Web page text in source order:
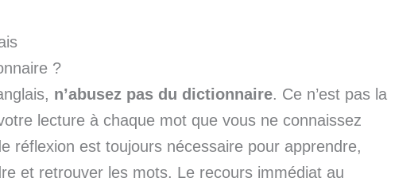
?
n’abusez pas du dictionnaire. Ce n’est pas la
lecture à chaque mot que vous ne connaissez
réflexion est toujours nécessaire pour apprendre,
et retrouver les mots. Le recours immédiat au